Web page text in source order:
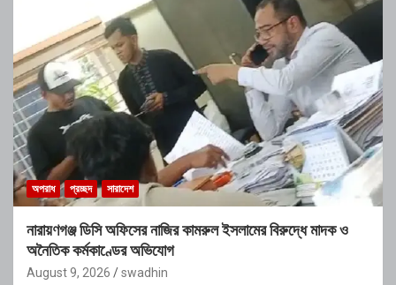
অপরাধ প্রচ্ছদ সারাদেশ
নারায়ণগঞ্জ ডিসি অফিসের নাজির কামরুল ইসলামের বিরুদ্ধে মাদক ও
অনৈতিক কর্মকাণ্ডের অভিযোগ
August 9, 2026 swadhin